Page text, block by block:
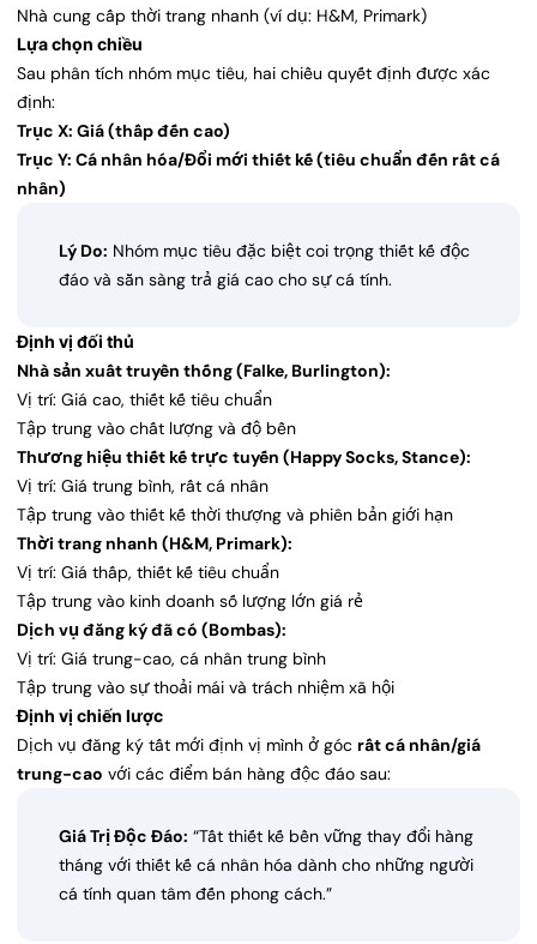
Nhà cung cấp thời trang nhanh (ví dụ: H&M, Primark)
Lựa chọn chiều
Sau phân tích nhóm mục tiêu, hai chiều quyết định được xác
định:
Trục X: Giá (thấp đến cao)
Trục Y: Cá nhân hóa/Đổi mới thiết kế (tiêu chuẩn đến rất cá
nhân)
Lý Do: Nhóm mục tiêu đặc biệt coi trọng thiết kế độc
đáo và sẵn sàng trả giá cao cho sự cá tính.
Định vị đối thủ
Nhà sản xuất truyền thống (Falke, Burlington):
Vị trí: Giá cao, thiết kế tiêu chuẩn
Tập trung vào chất lượng và độ bền
Thương hiệu thiết kế trực tuyến (Happy Socks, Stance):
Vị trí: Giá trung bình, rất cá nhân
Tập trung vào thiết kế thời thượng và phiên bản giới hạn
Thời trang nhanh (H&M, Primark):
Vị trí: Giá thấp, thiết kế tiêu chuẩn
Tập trung vào kinh doanh số lượng lớn giá rẻ
Dịch vụ đăng ký đã có (Bombas):
Vị trí: Giá trung-cao, cá nhân trung bình
Tập trung vào sự thoải mái và trách nhiệm xã hội
Định vị chiến lược
Dịch vụ đăng ký tất mới định vị mình ở góc rất cá nhân/giá
trung-cao với các điểm bán hàng độc đáo sau:
Giá Trị Độc Đáo: “Tất thiết kế bền vững thay đổi hàng
tháng với thiết kế cá nhân hóa dành cho những người
cá tính quan tâm đến phong cách.”